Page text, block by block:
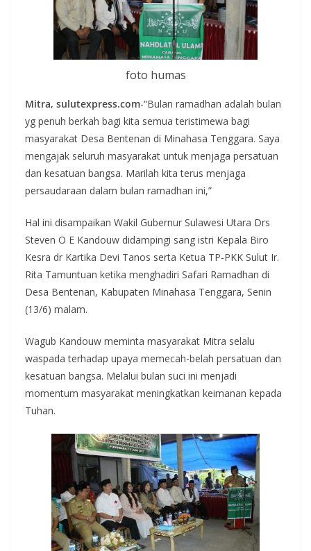
foto humas
Mitra, sulutexpress.com-“Bulan ramadhan adalah bulan
yg penuh berkah bagi kita semua teristimewa bagi
masyarakat Desa Bentenan di Minahasa Tenggara. Saya
mengajak seluruh masyarakat untuk menjaga persatuan
dan kesatuan bangsa. Marilah kita terus menjaga
persaudaraan dalam bulan ramadhan ini,”
Hal ini disampaikan Wakil Gubernur Sulawesi Utara Drs
Steven O E Kandouw didampingi sang istri Kepala Biro
Kesra dr Kartika Devi Tanos serta Ketua TP-PKK Sulut Ir.
Rita Tamuntuan ketika menghadiri Safari Ramadhan di
Desa Bentenan, Kabupaten Minahasa Tenggara, Senin
(13/6) malam.
Wagub Kandouw meminta masyarakat Mitra selalu
waspada terhadap upaya memecah-belah persatuan dan
kesatuan bangsa. Melalui bulan suci ini menjadi
momentum masyarakat meningkatkan keimanan kepada
Tuhan.